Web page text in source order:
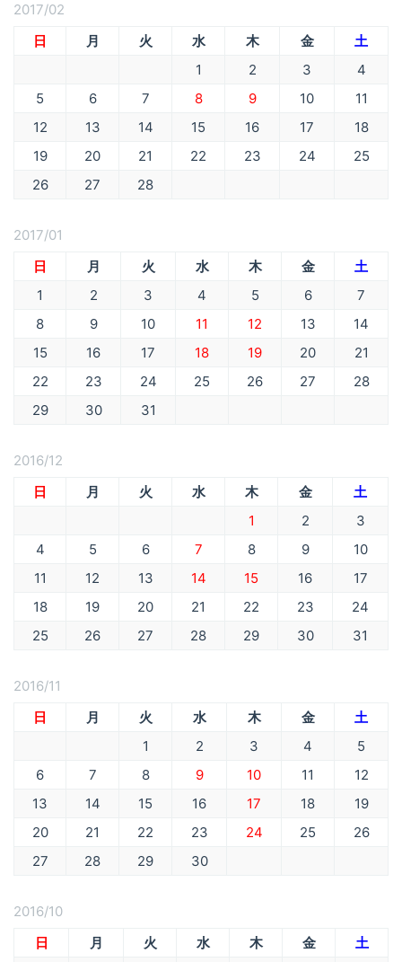
2017/02
日
月 火 水 木 金
土
1
2 3
4
5
6 7 8 9 10
11
12
13 14 15 16 17
18
19
20 21 22 23 24
25
26
27 28
2017/01
日
月 火 水 木 金
土
1
2 3 4 5 6
7
8
9 10 11 12 13
14
15
16 17 18 19 20
21
22
23 24 25 26 27
28
29
30 31
2016/12
日
月 火 水 木 金
土
1
2
3
4
5 6 7 8 9
10
11
12 13 14 15 16
17
18
19 20 21 22 23
24
25
26 27 28 29 30 31
2016/11
日
月 火 水 木 金
土
1
2 3 4
5
6
7 8 9 10 11
12
13
14 15 16 17 18
19
20
21 22 23 24 25
26
27
28 29 30
2016/10
日
月 火 水 木 金
土